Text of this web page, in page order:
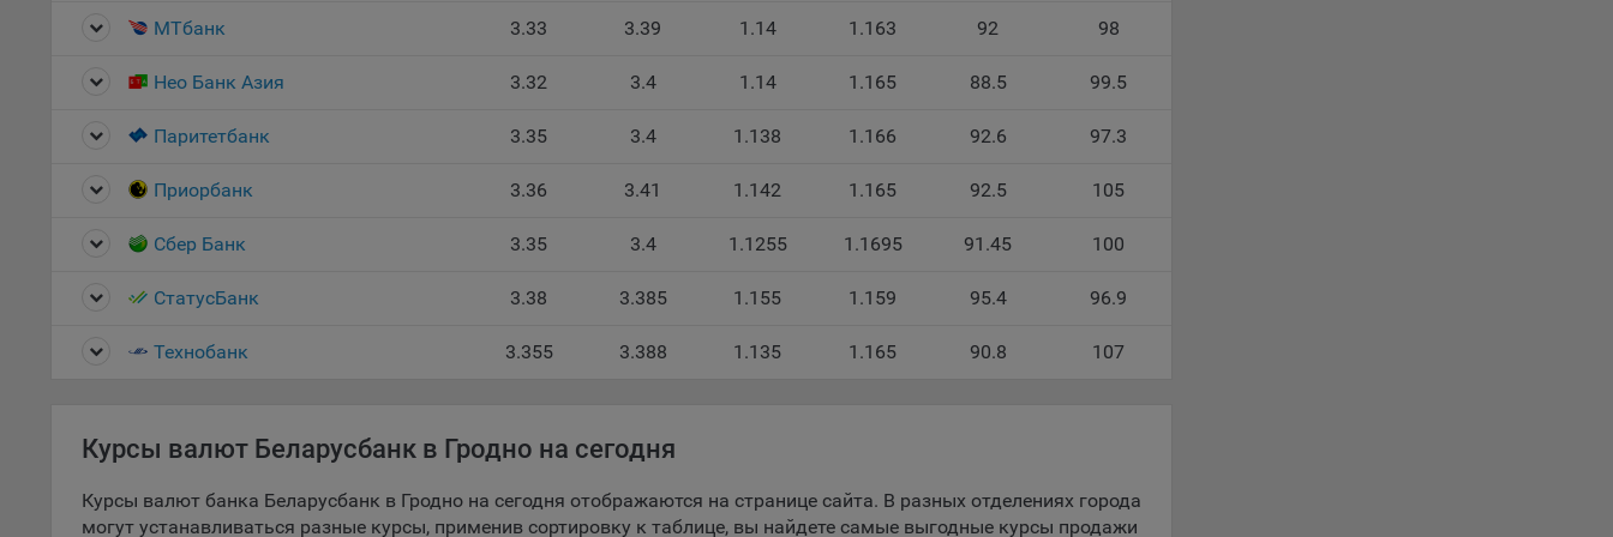
5.1. Обеспечение удобства пользователей сайтов;
5.2. Повышение качества функционирования сайтов, в том числе корректность
пользователем, не могут быть отключены в системах. Вместе с тем, пользователь
Данные файлы cookie используются для обеспечения работы некоторых
дополнительных функций сайтов, например, для хранения предпочтений
МТбанк 3.33 3.39 1.14 1.163 92 98
Нео Банк Азия 3.32 3.4 1.14 1.165 88.5 99.5
Паритетбанк 3.35 3.4 1.138 1.166 92.6 97.3
Приорбанк 3.36 3.41 1.142 1.165 92.5 105
Сбер Банк 3.35 3.4 1.1255 1.1695 91.45 100
СтатусБанк 3.38 3.385 1.155 1.159 95.4 96.9
Технобанк 3.355 3.388 1.135 1.165 90.8 107
Курсы валют Беларусбанк в Гродно на сегодня
Курсы валют банка Беларусбанк в Гродно на сегодня отображаются на странице сайта. В разных отделениях города
могут устанавливаться разные курсы, применив сортировку к таблице, вы найдете самые выгодные курсы продажи